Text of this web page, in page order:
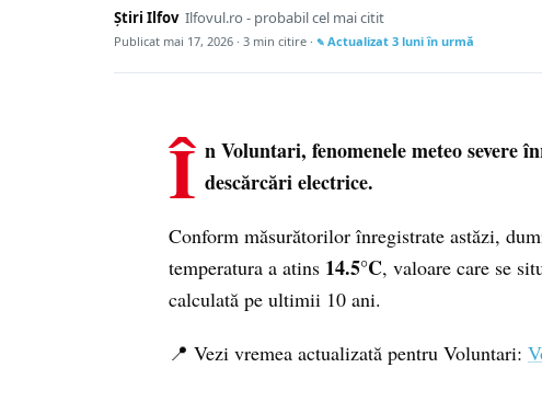
Știri Ilfov Ilfovul.ro - probabil cel mai citit
Publicat mai 17, 2026 · 3 min citire · Actualizat 3 luni în urmă
Î n Voluntari, fenomenele meteo severe
descărcări electrice.
Conform măsurătorilor înregistrate astăzi,
temperatura a atins 14.5°C, valoare care se
calculată pe ultimii 10 ani.
📍 Vezi vremea actualizată pentru Voluntari: